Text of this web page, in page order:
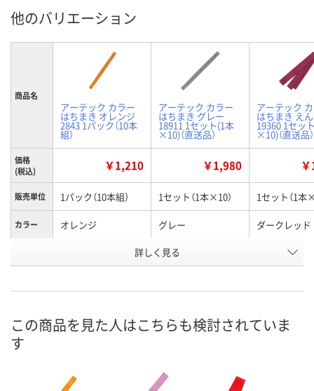
他のバリエーション
商品名
アーテック カラー
はちまき オレンジ
2843 1パック（10本
組）
アーテック カラー
はちまき グレー
18911 1セット(1本
×10)（直送品）
アーテック
はちまき え
19360 1セッ
×10)（直送品）
価格
(税込)
￥1,210 ￥1,980
販売単位 1パック（10本組） 1セット（1本×10） 1セット（1本
カラー オレンジ グレー ダークレッド
AHN8489 WHU6274
8月20日（木）
詳しく見る
この商品を見た人はこちらも検討されていま
す